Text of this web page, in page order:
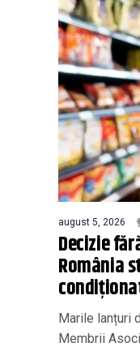
august 5, 2026
Decizie
România
Marile lanțuri
Membrii